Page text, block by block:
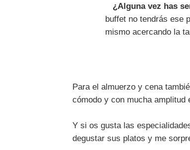
¿Alguna vez has
buffet no tendrás ese
mismo acercando la
Para el almuerzo y cena
cómodo y con mucha
Y si os gusta las
degustar sus platos y me